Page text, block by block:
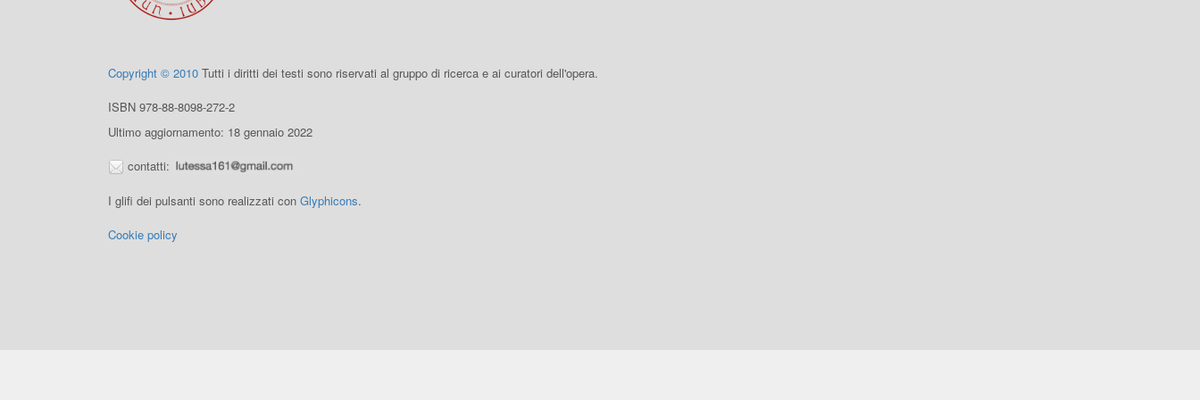
Copyright © 2010 Tutti i diritti dei testi sono riservati al gruppo di ricerca e ai curatori dell'opera.
ISBN 978-88-8098-272-2
Ultimo aggiornamento: 18 gennaio 2022
contatti:
I glifi dei pulsanti sono realizzati con Glyphicons.
Cookie policy